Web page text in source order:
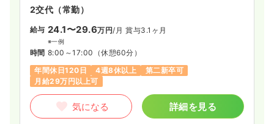
2交代（常勤）
給与 24.1〜29.6万円/月 賞与3.1ヶ月
※一例
時間 8:00～17:00 （休憩60分）
年間休日120日
4週8休以上
第二新卒可
月給29万円以上可
気になる 詳細を見る